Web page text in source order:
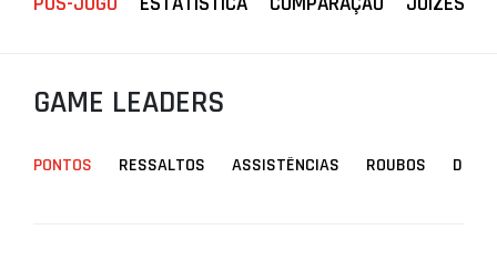
LIGA BETCLIC FEMININA
GAME LEADERS
PONTOS RESSALTOS ASSISTÊNCIAS ROUBOS